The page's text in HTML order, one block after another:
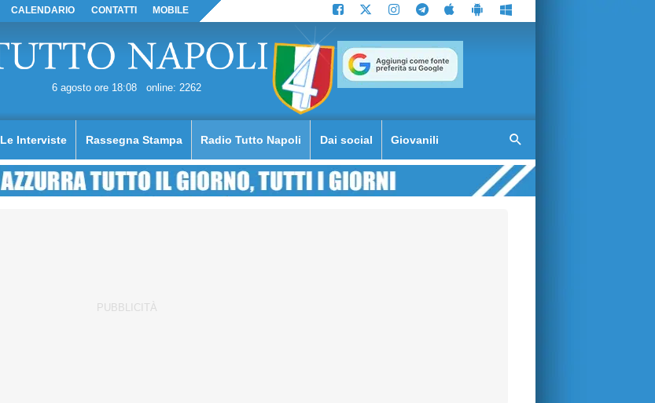
CALENDARIO CONTATTI MOBILE
6 agosto ore 18:08 online: 2262
Le Interviste Rassegna Stampa Radio Tutto Napoli Dai social Giovanili